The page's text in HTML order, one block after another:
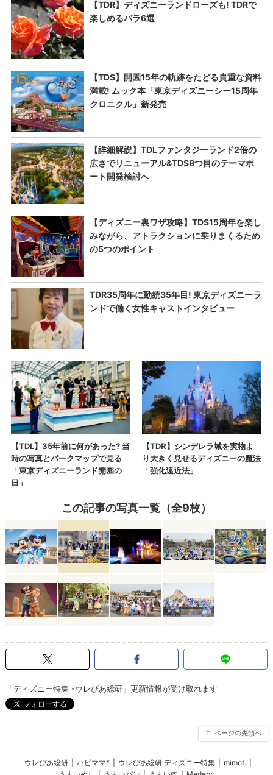
この記事の写真一覧（全9枚）
「ディズニー特集 -ウレぴあ総研」更新情報が受け取れます
ページの先頭へ
ウレぴあ総研 ハピママ* ウレぴあ総研 ディズニー特集 mimot.